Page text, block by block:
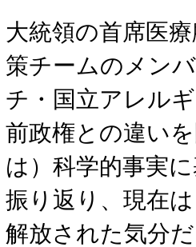
大統領の首席医
策チームのメン
チ・国立アレル
前政権との違い
は）科学的事実
振り返り、現在
解放された気分